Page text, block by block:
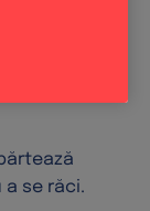
de apă.
nu mai mult
este
a se răci.